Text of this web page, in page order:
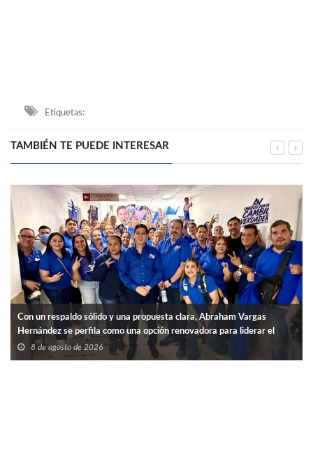
Etiquetas:
TAMBIÉN TE PUEDE INTERESAR
Con un respaldo sólido y una propuesta clara, Abraham Vargas
Hernández se perfila como una opción renovadora para liderar el
SNTISSSTE en Tamaulipas.
8 de agosto de 2026